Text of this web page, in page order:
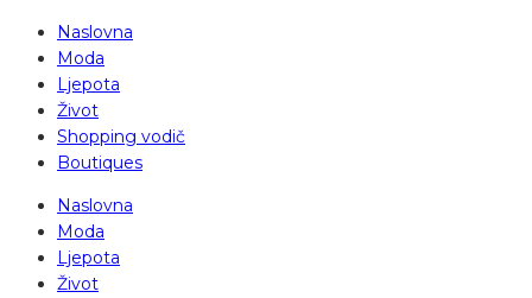
Naslovna
Moda
Ljepota
Život
Shopping vodič
Boutiques
Naslovna
Moda
Ljepota
Život